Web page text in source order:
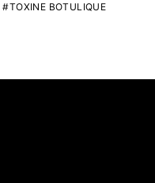
TOXINE BOTULIQUE